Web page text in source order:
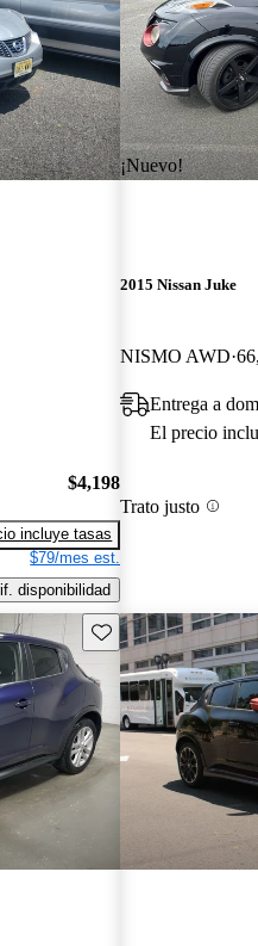
$4,198
incluye tasas
$79/mes est.
disponibilidad
¡Nuevo!
2015 Nissan Juke
NISMO AWD
Entrega a
El precio
Trato justo
Guarda este Aviso